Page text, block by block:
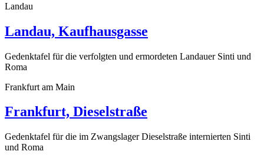
Landau
Landau, Kaufhausgasse
Gedenktafel für die verfolgten und ermordeten Landauer Sinti und
Roma
Frankfurt am Main
Frankfurt, Dieselstraße
Gedenktafel für die im Zwangslager Dieselstraße internierten Sinti
und Roma